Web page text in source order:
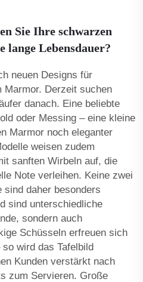
Sie Ihre schwarzen
Lebensdauer?
neuen Designs für
Marmor. Derzeit suchen
danach. Eine beliebte
oder Messing – eine kleine
Marmor noch eleganter
weisen zudem
sanften Wirbeln auf, die
Note verleihen. Keine zwei
daher besonders
sind unterschiedliche
sondern auch
Schüsseln erfreuen sich
wird das Tafelbild
Kunden verstärkt nach
zum Servieren. Große